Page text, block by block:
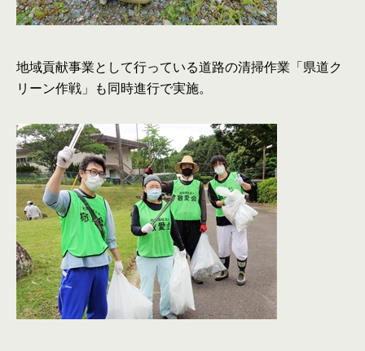
地域貢献事業として行っている道路の清掃作業「県道ク
リーン作戦」も同時進行で実施。